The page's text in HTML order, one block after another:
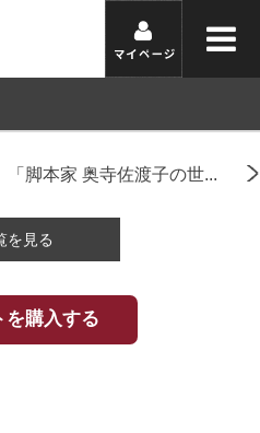
会員入会・更新延長のお知
を見る
を購入する